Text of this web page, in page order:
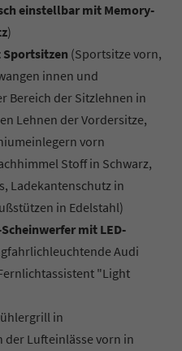
einstellbar mit Memory-
)
(Sportsitze vorn,
innen und
Bereich der Sitzlehnen in
Lehnen der Vordersitze,
vorn
Stoff in Schwarz,
Ladekantenschutz in
in Edelstahl)
mit LED-
Audi
"Light
in
der Lufteinlässe vorn in